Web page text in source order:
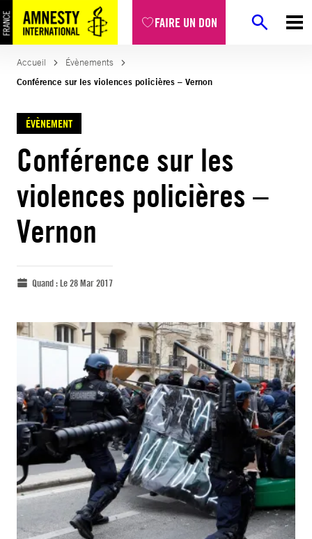
FAIRE UN DON
Accueil
Évènements
Conférence sur les violences policières – Vernon
ÉVÈNEMENT
Conférence sur les
violences policières –
Vernon
Quand :Le 28 Mar 2017